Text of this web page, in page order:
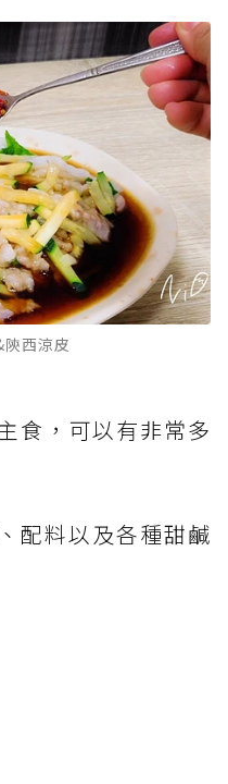
西涼皮
食，可以有非常多
配料以及各種甜鹹